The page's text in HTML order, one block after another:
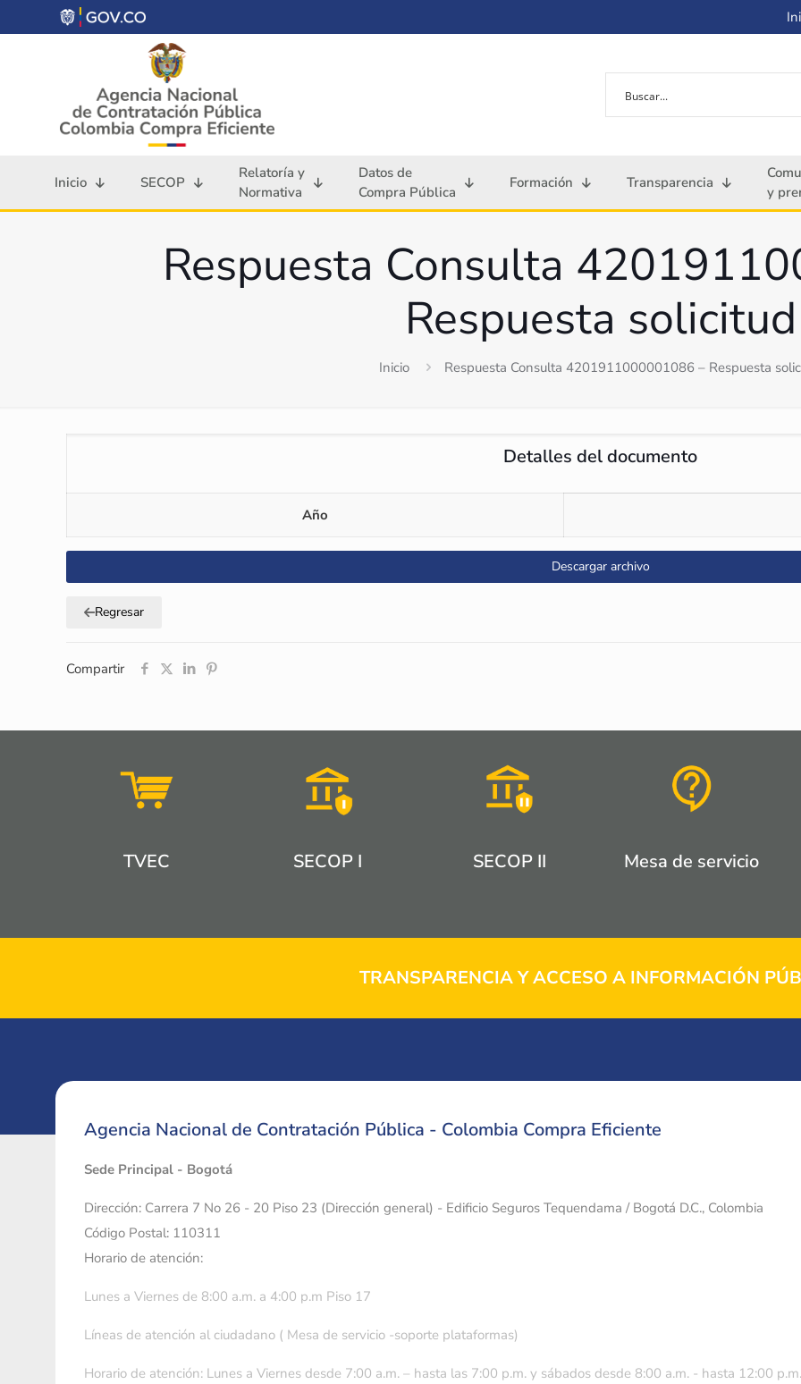
Inicio SECOP
Relatoría y
Normativa
Datos de
Compra Pública
Formación Transparencia
y
Respuesta Consulta
Respuesta solicitud
Inicio Respuesta Consulta 4201911000001086 – Respuesta
Detalles del documento
Año
Descargar archivo
Regresar
Compartir
TVEC SECOP I SECOP II Mesa de servicio
TRANSPARENCIA Y ACCESO A INFORMACIÓN
Agencia Nacional de Contratación Pública - Colombia Compra Eficiente
Sede Principal - Bogotá
Dirección: Carrera 7 No 26 - 20 Piso 23 (Dirección general) - Edificio Seguros Tequendama / Bogotá D.C., Colombia
Código Postal: 110311
Horario de atención:
Lunes a Viernes de 8:00 a.m. a 4:00 p.m Piso 17
Líneas de atención al ciudadano ( Mesa de servicio -soporte plataformas)
Horario de atención: Lunes a Viernes desde 7:00 a.m. – hasta las 7:00 p.m. y sábados desde 8:00 a.m. - hasta 12:00 p.m.